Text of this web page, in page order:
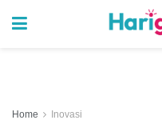
Home Inovasi